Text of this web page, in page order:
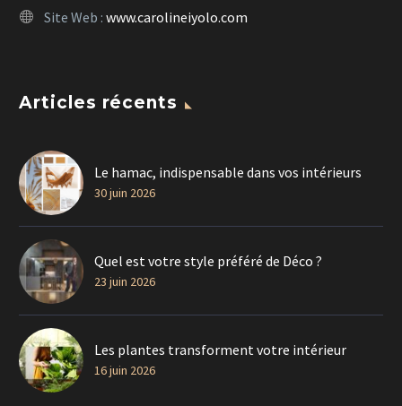
Site Web : www.carolineiyolo.com
Articles récents
Le hamac, indispensable dans vos intérieurs
30 juin 2026
Quel est votre style préféré de Déco ?
23 juin 2026
Les plantes transforment votre intérieur
16 juin 2026